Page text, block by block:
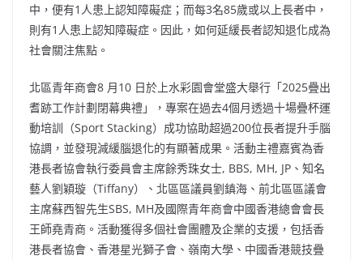
中，便有1人患上認知障礙症；而每3名85歲或以上長者中，
則有1人患上認知障礙症。因此，如何延緩長者認知退化成為
社會關注焦點。
北區青年商會8 月10 日於上水彩園會堂盛大舉行「2025疊出
耆跡工作計劃閉幕典禮」，專案在過去4個月透過十場疊杯運
動培訓（Sport Stacking）成功協助超過200位長者提升手腦
協調，並發現減緩腦退化的有顯著成果。活動主禮嘉賓為香
港長者協會執行委員會主席餘秀珠女士, BBS, MH, JP、知名
藝人劉穎璇（Tiffany）、北區區議員劉鎮海、前北區區議會
主席蘇西智先生SBS, MH及國際青年商會中國香港總會會長
王師堯青商。活動獲得多個社會團體及企業的支援，包括香
港長者協會、香港星光獅子會、嶺南大學、中國香港競技疊